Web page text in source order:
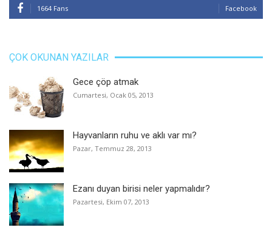
1664 Fans Facebook
ÇOK OKUNAN YAZILAR
Gece çöp atmak
Cumartesi, Ocak 05, 2013
Hayvanların ruhu ve aklı var mı?
Pazar, Temmuz 28, 2013
Ezanı duyan birisi neler yapmalıdır?
Pazartesi, Ekim 07, 2013